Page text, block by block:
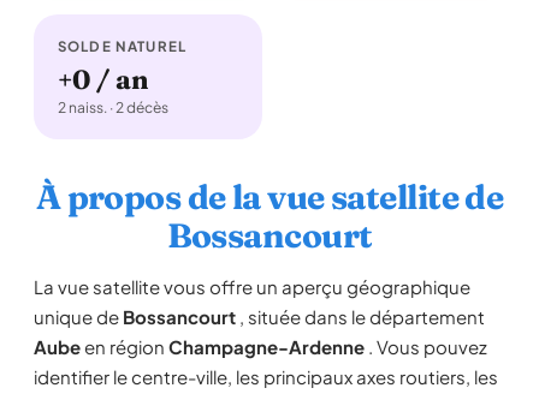
SOLDE NATUREL
+0 / an
2 naiss. · 2 décès
À propos de la vue satellite de
Bossancourt
La vue satellite vous offre un aperçu géographique
unique de Bossancourt , située dans le département
Aubeen région Champagne-Ardenne . Vous pouvez
identifier le centre-ville, les principaux axes routiers, les